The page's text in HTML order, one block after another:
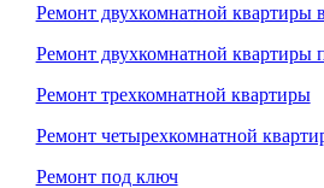
Ремонт двухкомнатной квартиры
Ремонт двухкомнатной квартиры
Ремонт трехкомнатной квартиры
Ремонт четырехкомнатной
Ремонт под ключ